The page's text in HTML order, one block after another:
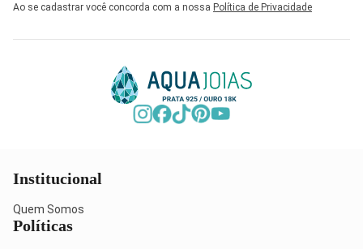
Ao se cadastrar você concorda com a nossa Política de Privacidade
Institucional
Quem Somos
Políticas